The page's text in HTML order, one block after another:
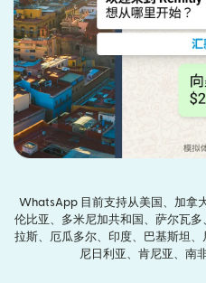
WhatsApp 目前支持从美国、加拿
伦比亚、多米尼加共和国、萨尔瓦
拉斯、厄瓜多尔、印度、巴基斯坦、
尼日利亚、肯尼亚、南